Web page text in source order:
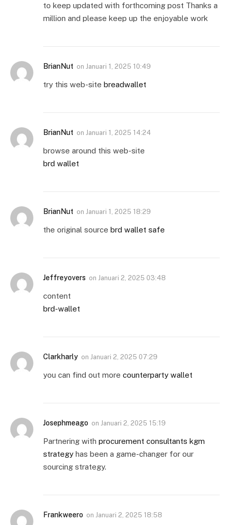
to keep updated with forthcoming post Thanks a
million and please keep up the enjoyable work
BrianNut on Januari 1, 2025 10:49
try this web-site breadwallet
BrianNut on Januari 1, 2025 14:24
browse around this web-site
brd wallet
BrianNut on Januari 1, 2025 18:29
the original source brd wallet safe
Jeffreyovers on Januari 2, 2025 03:48
content
brd-wallet
Clarkharly on Januari 2, 2025 07:29
you can find out more counterparty wallet
Josephmeago on Januari 2, 2025 15:19
Partnering with procurement consultants kgm
strategy has been a game-changer for our
sourcing strategy.
Frankweero on Januari 2, 2025 18:58